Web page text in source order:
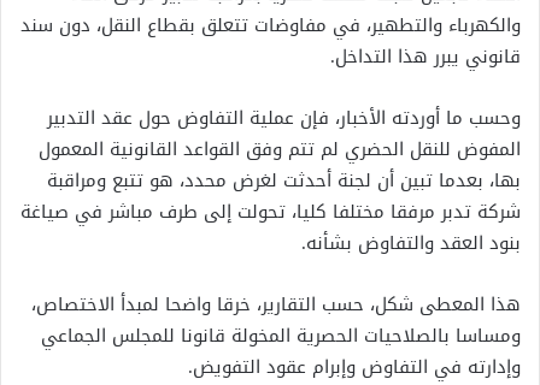
والكهرباء والتطهير، في مفاوضات تتعلق بقطاع النقل، دون سند
قانوني يبرر هذا التداخل.
وحسب ما أوردته الأخبار، فإن عملية التفاوض حول عقد التدبير
المفوض للنقل الحضري لم تتم وفق القواعد القانونية المعمول
بها، بعدما تبين أن لجنة أحدثت لغرض محدد، هو تتبع ومراقبة
شركة تدبر مرفقا مختلفا كليا، تحولت إلى طرف مباشر في صياغة
بنود العقد والتفاوض بشأنه.
هذا المعطى شكل، حسب التقارير، خرقا واضحا لمبدأ الاختصاص،
ومساسا بالصلاحيات الحصرية المخولة قانونا للمجلس الجماعي
وإدارته في التفاوض وإبرام عقود التفويض.